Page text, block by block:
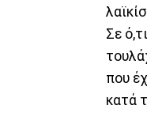
Σε
που
κατά